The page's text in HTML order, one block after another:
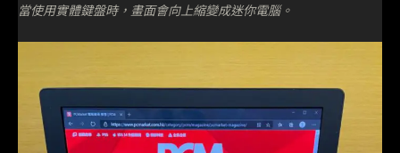
當使用實體鍵盤時，畫面會向上縮變成迷你電腦。